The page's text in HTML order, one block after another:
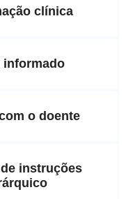
clínica
o doente
instruções